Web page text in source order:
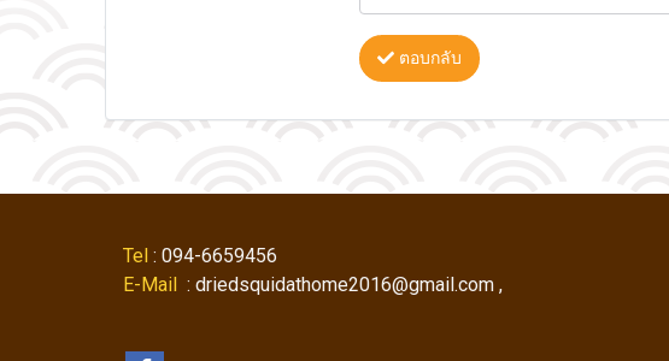
ตอบกลับ
Tel : 094-6659456
E-Mail : driedsquidathome2016@gmail.com ,